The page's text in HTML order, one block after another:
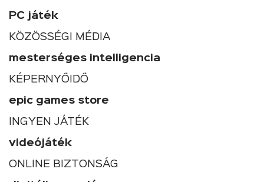
PC játék
KÖZÖSSÉGI MÉDIA
mesterséges intelligencia
KÉPERNYŐIDŐ
epic games store
INGYEN JÁTÉK
videójáték
ONLINE BIZTONSÁG